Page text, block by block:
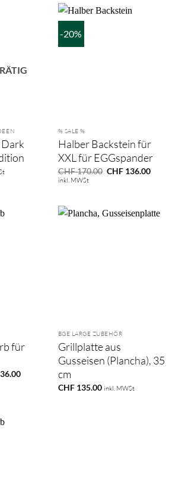
Dark
-20%
% SALE %
Halber Backstein für
XXL für EGGspander
CHF170.00 Ursprünglicher
CHF136.00Aktueller
inkl. MWSt
für
Aktueller
BGE LARGE ZUBEHÖR
Grillplatte aus
Gusseisen (Plancha), 35
cm
CHF135.00 inkl. MWSt